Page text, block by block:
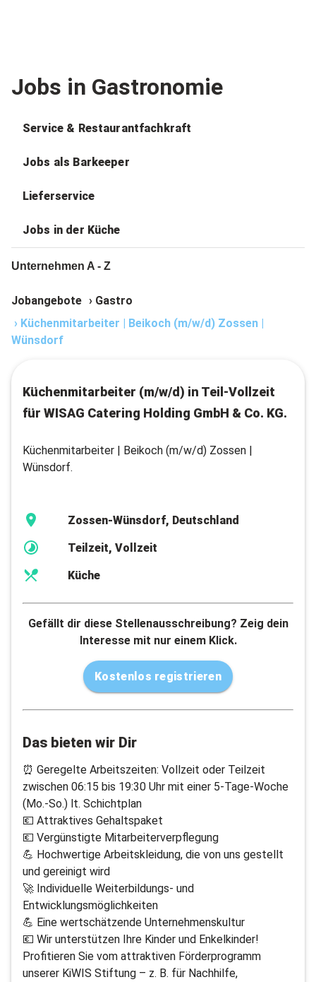
Jobs in Gastronomie
Service & Restaurantfachkraft
Jobs als Barkeeper
Lieferservice
Jobs in der Küche
Unternehmen A - Z
Jobangebote › Gastro
› Küchenmitarbeiter | Beikoch (m/w/d) Zossen |
Wünsdorf
Küchenmitarbeiter (m/w/d) in Teil-Vollzeit
für WISAG Catering Holding GmbH & Co. KG.
Küchenmitarbeiter | Beikoch (m/w/d) Zossen |
Wünsdorf.
Zossen-Wünsdorf, Deutschland
Teilzeit, Vollzeit
Küche
Gefällt dir diese Stellenausschreibung? Zeig dein
Interesse mit nur einem Klick.
Kostenlos registrieren
Das bieten wir Dir
⏰ Geregelte Arbeitszeiten: Vollzeit oder Teilzeit
zwischen 06:15 bis 19:30 Uhr mit einer 5-Tage-Woche
(Mo.-So.) lt. Schichtplan
💶 Attraktives Gehaltspaket
💶 Vergünstigte Mitarbeiterverpflegung
💪 Hochwertige Arbeitskleidung, die von uns gestellt
und gereinigt wird
🚀 Individuelle Weiterbildungs- und
Entwicklungsmöglichkeiten
💪 Eine wertschätzende Unternehmenskultur
💶 Wir unterstützen Ihre Kinder und Enkelkinder!
Profitieren Sie vom attraktiven Förderprogramm
unserer KiWIS Stiftung – z. B. für Nachhilfe,